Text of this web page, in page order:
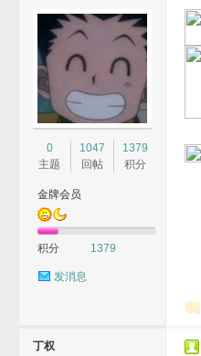
0
主题
1047
回帖
1379
积分
金牌会员
积分 1379
发消息
丁权